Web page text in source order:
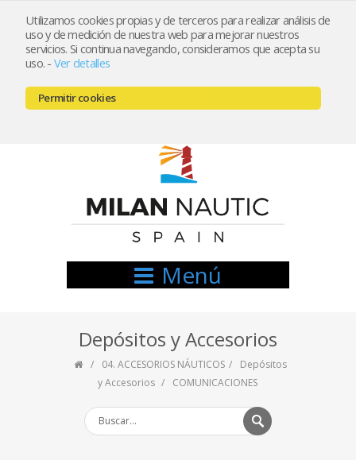
Utilizamos cookies propias y de terceros para realizar análisis de
uso y de medición de nuestra web para mejorar nuestros
servicios. Si continua navegando, consideramos que acepta su
uso. - Ver detalles
Permitir cookies
Registrarse Mi cuenta
666521122 // 654999333
Menú
Depósitos y Accesorios
04. ACCESORIOS NÁUTICOS
Depósitos
y Accesorios
COMUNICACIONES